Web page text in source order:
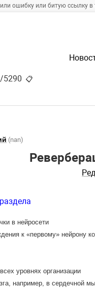
ошибку или битую ссылку
5290 📋
(nan)
в нейросети
к «первому» нейрону
уровнях организации
например, в сердечной